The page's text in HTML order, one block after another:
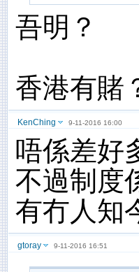
吾明？
香港有賭
KenChing 9-11-2016 16:00
唔係差好
不過制度
有冇人知
gtoray 9-11-2016 16:51